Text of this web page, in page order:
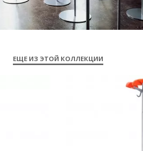
ЕЩЕ ИЗ ЭТОЙ КОЛЛЕКЦИИ